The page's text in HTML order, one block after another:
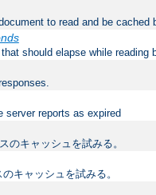
to read and be cached
should elapse while reading
server reports as expired
のキャッシュを試みる。
キャッシュを試みる。